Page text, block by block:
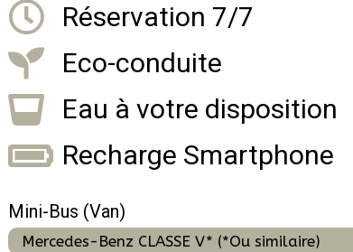
Réservation 7/7
Eco-conduite
Eau à votre disposition
Recharge Smartphone
Mini-Bus (Van)
Mercedes-Benz CLASSE V* (*Ou similaire)